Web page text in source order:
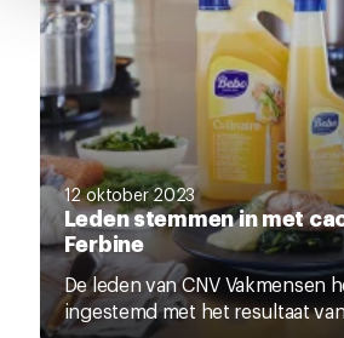
pagina.
12 oktober 2023
Leden stemmen in met
Ferbine
De leden van CNV Vakmensen
ingestemd met het resultaat